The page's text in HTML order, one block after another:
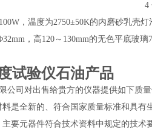
4
，温度为2750±50K的内磨砂乳壳灯
，高120～130mm的无色平底玻璃
试验仪石油产品
公司对出售给贵方的仪器提供如下质
是全新的、符合国家质量标准和具有
要元器件符合技术资料中规定的技术